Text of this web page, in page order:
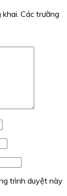
Các trường
trình duyệt này